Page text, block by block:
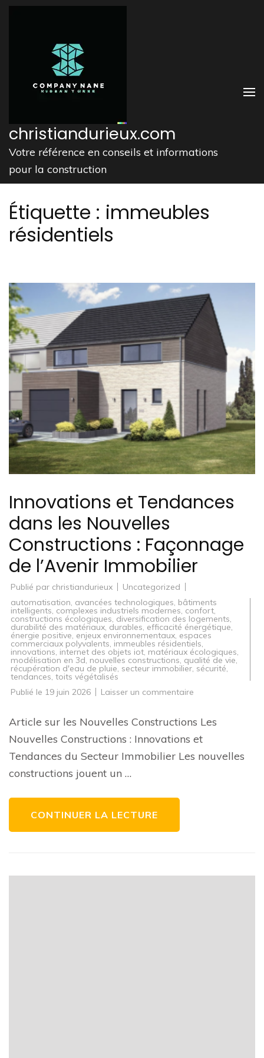
Aller
christiandurieux.com
Votre référence en conseils et informations
pour la construction
Étiquette : immeubles
résidentiels
Innovations et Tendances
dans les Nouvelles
Constructions : Façonnage
de l’Avenir Immobilier
Publié par christiandurieux
Uncategorized
automatisation, avancées technologiques, bâtiments
intelligents, complexes industriels modernes, confort,
constructions écologiques, diversification des logements,
durabilité des matériaux, durables, efficacité énergétique,
énergie positive, enjeux environnementaux, espaces
commerciaux polyvalents, immeubles résidentiels,
innovations, internet des objets iot, matériaux écologiques,
modélisation en 3d, nouvelles constructions, qualité de vie,
récupération d'eau de pluie, secteur immobilier, sécurité,
tendances, toits végétalisés
Publié le 19 juin 2026 Laisser un commentaire
Tendances
dans
Nouvelles
:
Article sur les Nouvelles Constructions Les
Nouvelles Constructions : Innovations et
Tendances du Secteur Immobilier Les nouvelles
constructions jouent un …
CONTINUER LA LECTURE